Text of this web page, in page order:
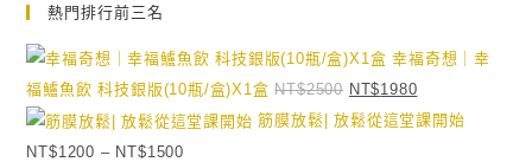
熱門排行前三名
幸福奇想｜幸
福鱸魚飲 科技銀版(10瓶/盒)X1盒 NT$2500 NT$1980
筋膜放鬆| 放鬆從這堂課開始
NT$1200 – NT$1500